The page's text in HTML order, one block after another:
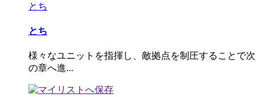
とち
とち
様々なユニットを指揮し、敵拠点を制圧することで次
の章へ進...